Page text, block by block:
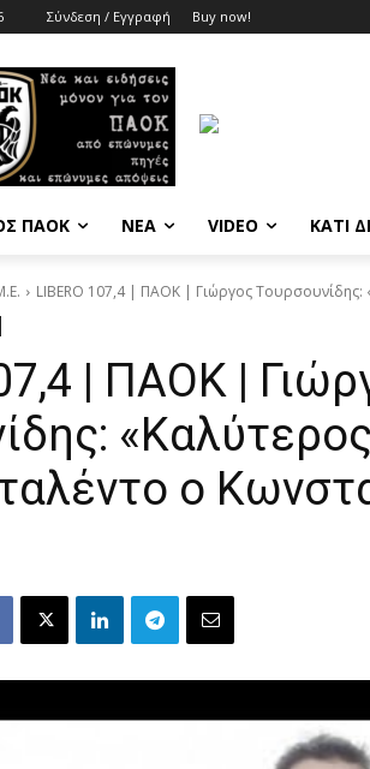
Σύνδεση / Εγγραφή Buy now!
ΠΑΟΚ ΝΕΑ VIDEO ΚΑΤΙ
LIBERO 107,4 | ΠΑΟΚ | Γιώργος
| ΠΑΟΚ |
ο